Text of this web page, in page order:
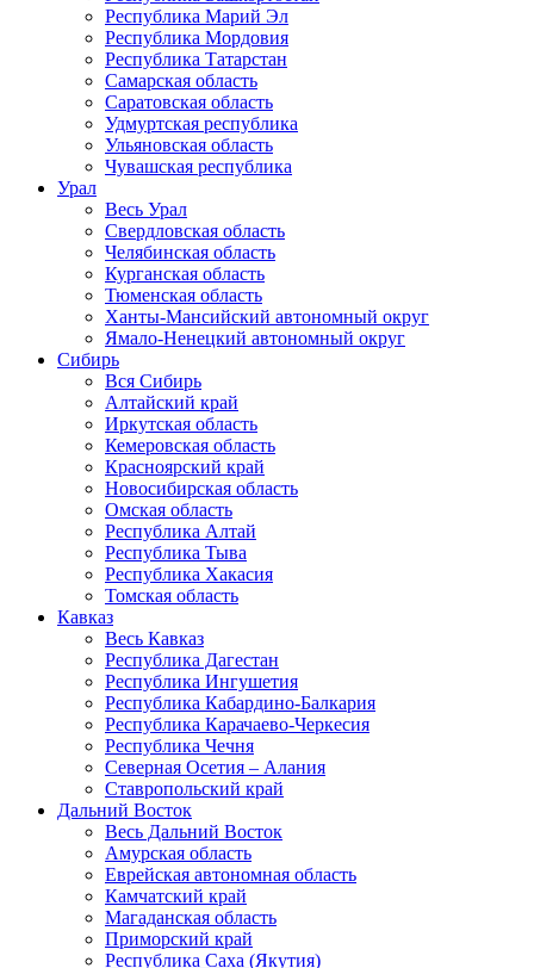
Республика Марий Эл
Республика Мордовия
Республика Татарстан
Самарская область
Саратовская область
Удмуртская республика
Ульяновская область
Чувашская республика
Урал
Весь Урал
Свердловская область
Челябинская область
Курганская область
Тюменская область
Ханты-Мансийский автономный округ
Ямало-Ненецкий автономный округ
Сибирь
Вся Сибирь
Алтайский край
Иркутская область
Кемеровская область
Красноярский край
Новосибирская область
Омская область
Республика Алтай
Республика Тыва
Республика Хакасия
Томская область
Кавказ
Весь Кавказ
Республика Дагестан
Республика Ингушетия
Республика Кабардино-Балкария
Республика Карачаево-Черкесия
Республика Чечня
Северная Осетия – Алания
Ставропольский край
Дальний Восток
Весь Дальний Восток
Амурская область
Еврейская автономная область
Камчатский край
Магаданская область
Приморский край
Республика Саха (Якутия)